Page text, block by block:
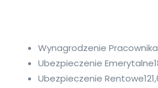
Wynagrodzenie Pracownika
Ubezpieczenie Emerytalne
Ubezpieczenie Rentowe